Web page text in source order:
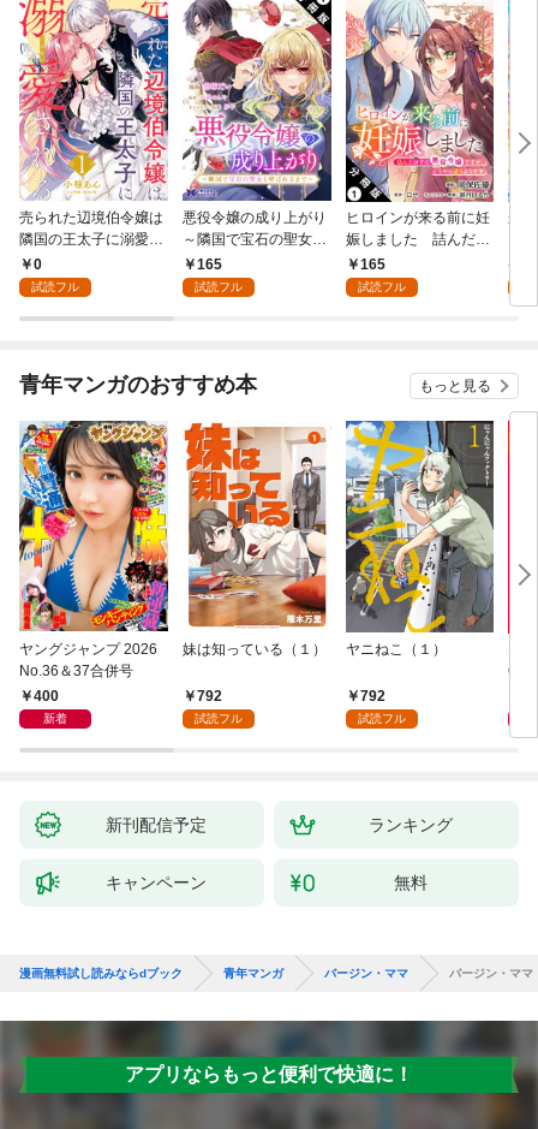
売られた辺境伯令嬢は
隣国の王太子に溺愛さ
れる 1
0
試読フル
悪役令嬢の成り上がり
～隣国で宝石の聖女と
呼ばれるまで～（コミ
ック） 分冊版 1
165
試読フル
ヒロインが来る前に妊
娠しました 詰んだは
ずの悪役令嬢ですが、
どうやら違うようです
165
試読フル
か
青年マンガのおすすめ本 もっと見る
ヤングジャンプ 2026
No.36＆37合併号
400
新着
妹は知っている（１）
792
試読フル
ヤニねこ（１）
792
試読フル
6・
新刊配信予定 ランキング
キャンペーン 無料
漫画無料試し読みならdブック 青年マンガ バージン・ママ バージン・マ
アプリならもっと便利で快適に！